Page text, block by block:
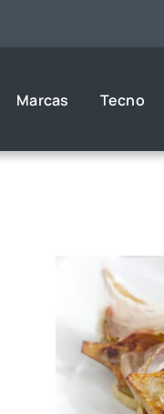
Marcas Tecno